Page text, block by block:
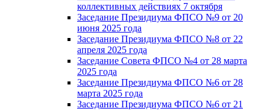
коллективных действиях 7 октября
Заседание Президиума ФПСО №9 от 20
июня 2025 года
Заседание Президиума ФПСО №8 от 22
апреля 2025 года
Заседание Совета ФПСО №4 от 28 марта
2025 года
Заседание Президиума ФПСО №6 от 28
марта 2025 года
Заседание Президиума ФПСО №6 от 21